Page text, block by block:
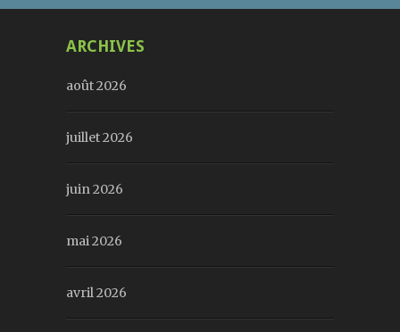
ARCHIVES
août 2026
juillet 2026
juin 2026
mai 2026
avril 2026